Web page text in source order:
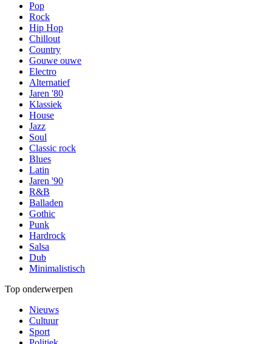
Pop
Rock
Hip Hop
Chillout
Country
Gouwe ouwe
Electro
Alternatief
Jaren '80
Klassiek
House
Jazz
Soul
Classic rock
Blues
Latin
Jaren '90
R&B
Balladen
Gothic
Punk
Hardrock
Salsa
Dub
Minimalistisch
Top onderwerpen
Nieuws
Cultuur
Sport